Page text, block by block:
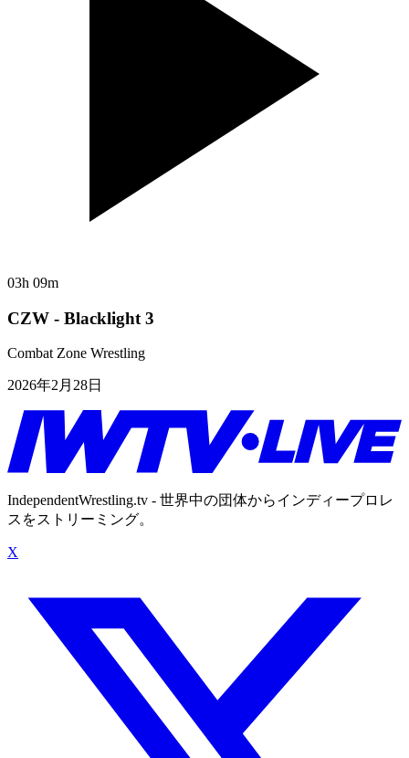
03h 09m
CZW - Blacklight 3
Combat Zone Wrestling
2026年2月28日
IndependentWrestling.tv - 世界中の団体からインディープロレ
スをストリーミング。
X